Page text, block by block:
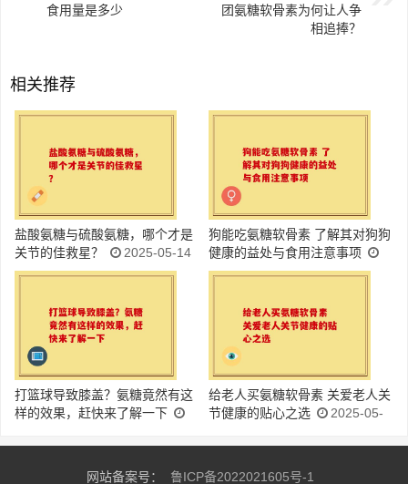
食用量是多少
团氨糖软骨素为何让人争
相追捧？
相关推荐
盐酸氨糖与硫酸氨糖，哪个才是
关节的佳救星？
2025-05-14
狗能吃氨糖软骨素 了解其对狗狗
健康的益处与食用注意事项
2025-05-14
打篮球导致膝盖？氨糖竟然有这
样的效果，赶快来了解一下
给老人买氨糖软骨素 关爱老人关
节健康的贴心之选
2025-05-
网站备案号： 鲁ICP备2022021605号-1